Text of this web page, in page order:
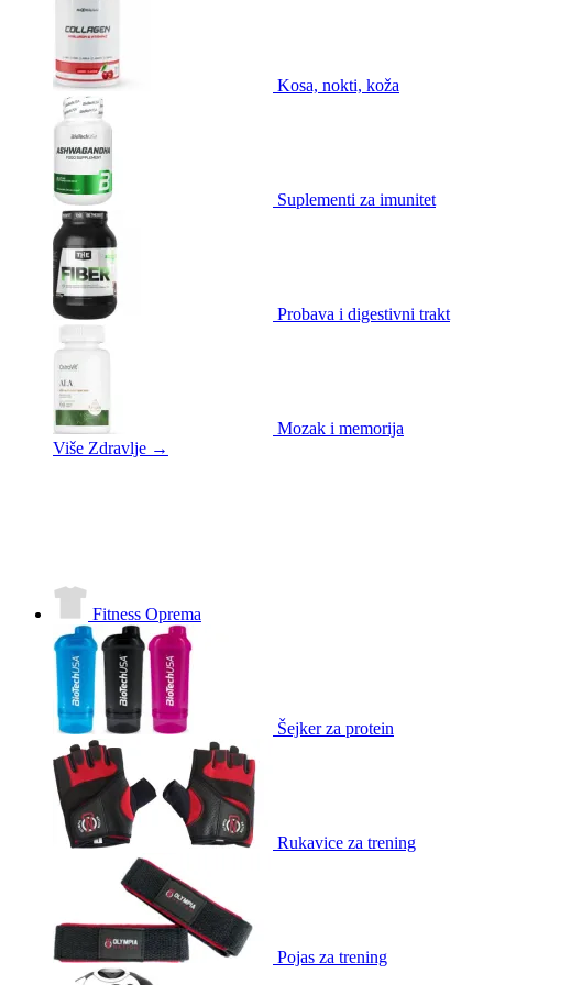
Kosa, nokti, koža
Suplementi za imunitet
Probava i digestivni trakt
Mozak i memorija
Više Zdravlje →
Fitness Oprema
Šejker za protein
Rukavice za trening
Pojas za trening